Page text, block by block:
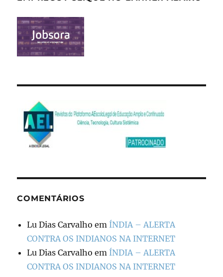
COMENTÁRIOS
Lu Dias Carvalho em ÍNDIA – ALERTA
CONTRA OS INDIANOS NA INTERNET
Lu Dias Carvalho em ÍNDIA – ALERTA
CONTRA OS INDIANOS NA INTERNET